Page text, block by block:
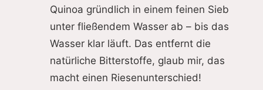
Quinoa gründlich in einem feinen Sieb
unter fließendem Wasser ab – bis das
Wasser klar läuft. Das entfernt die
natürliche Bitterstoffe, glaub mir, das
macht einen Riesenunterschied!